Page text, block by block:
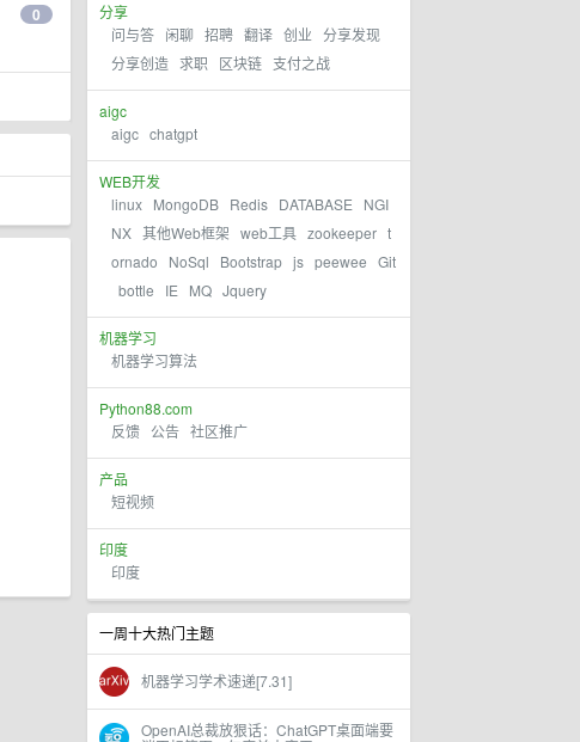
分享
问与答 闲聊 招聘 翻译 创业 分享发现
分享创造 求职 区块链 支付之战
aigc
aigc chatgpt
WEB开发
linux MongoDB Redis DATABASE
NGI
NX 其他Web框架 web工具 zookeeper t
ornado
NoSql Bootstrap js peewee Git
bottle
IE MQ Jquery
机器学习
机器学习算法
Python88.com
反馈 公告 社区推广
产品
短视频
印度
印度
一周十大热门主题
机器学习学术速递[7.31]
OpenAI总裁放狠话：ChatGPT桌面端要
0